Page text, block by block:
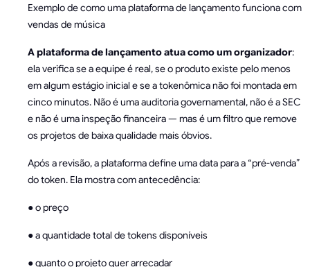
Exemplo de como uma plataforma de lançamento funciona com
vendas de música
A plataforma de lançamento atua como um organizador:
ela verifica se a equipe é real, se o produto existe pelo menos
em algum estágio inicial e se a tokenômica não foi montada em
cinco minutos. Não é uma auditoria governamental, não é a SEC
e não é uma inspeção financeira — mas é um filtro que remove
os projetos de baixa qualidade mais óbvios.
Após a revisão, a plataforma define uma data para a “pré-venda”
do token. Ela mostra com antecedência:
● o preço
● a quantidade total de tokens disponíveis
● quanto o projeto quer arrecadar